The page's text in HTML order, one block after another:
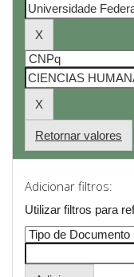
Retornar valores
Adicionar filtros:
Utilizar filtros para